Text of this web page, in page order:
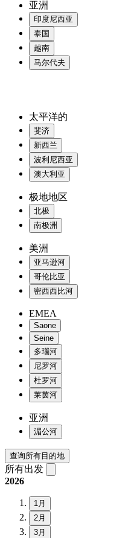
亚洲
印度尼西亚
泰国
越南
马尔代夫
太平洋的
斐济
新西兰
波利尼西亚
澳大利亚
极地地区
北极
南极洲
美洲
亚马逊河
哥伦比亚
密西西比河
EMEA
Saone
Seine
多瑙河
尼罗河
杜罗河
莱茵河
亚洲
湄公河
查询所有目的地
所有出发
2026
1月
2月
3月